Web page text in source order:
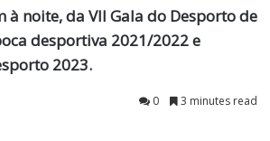
noite, da VII Gala do Desporto de
desportiva 2021/2022 e
2023.
0
3 minutes read